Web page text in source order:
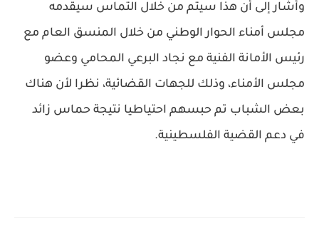
وأشار إلى أن هذا سيتم من خلال التماس سيقدمه
مجلس أمناء الحوار الوطني من خلال المنسق العام مع
رئيس الأمانة الفنية مع نجاد البرعي المحامي وعضو
مجلس الأمناء، وذلك للجهات القضائية، نظرا لأن هناك
بعض الشباب تم حبسهم احتياطيا نتيجة حماس زائد
في دعم القضية الفلسطينية.